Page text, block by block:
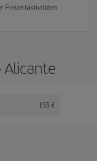
Freizeitaktivitäten
Alicante
155 €